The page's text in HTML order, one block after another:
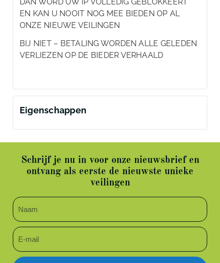
EN KAN U NOOIT NOG MEE BIEDEN OP AL
ONZE NIEUWE VEILINGEN
BIJ NIET – BETALING WORDEN ALLE GELEDEN
VERLIEZEN OP DE BIEDER VERHAALD
Eigenschappen
Schrijf je nu in voor onze nieuwsbrief en
ontvang als eerste de nieuwste unieke
veilingen